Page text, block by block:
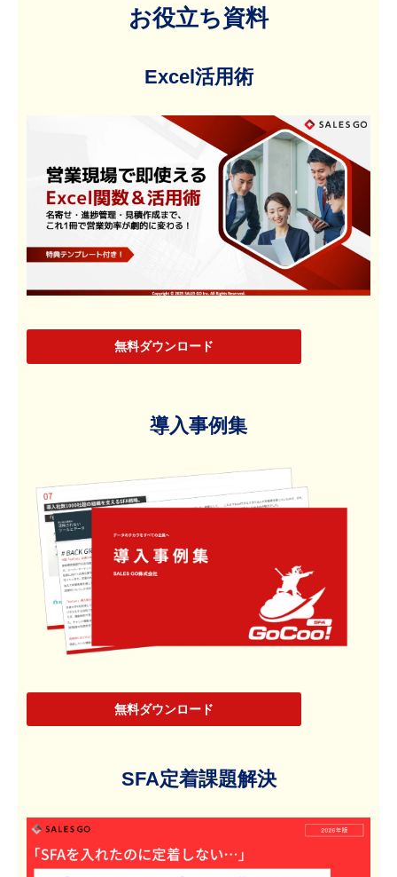
お役立ち資料
Excel活用術
無料ダウンロード
導入事例集
無料ダウンロード
SFA定着課題解決